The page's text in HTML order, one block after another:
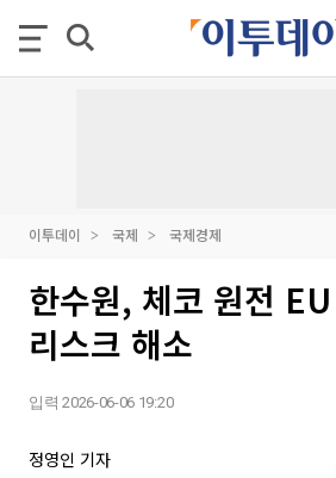
이투데이 국제 국제경제
한수원, 체코 원전
리스크 해소
입력 2026-06-06 19:20
정영인 기자